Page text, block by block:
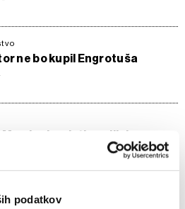
podatkov
ne bo kupil Engrotuša
vajeti medijskega